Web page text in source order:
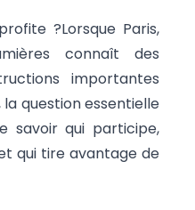
?Lorsque Paris,
connaît des
importantes
question essentielle
savoir qui participe,
qui tire avantage de